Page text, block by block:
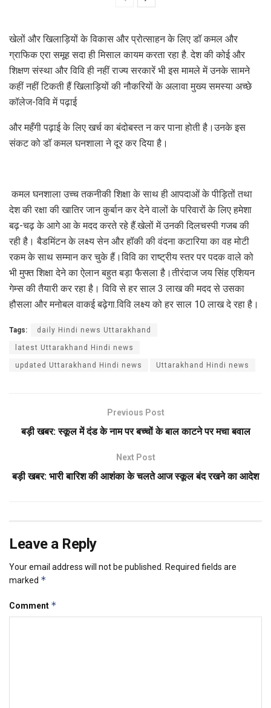
खेलों और खिलाड़ियों के विकास और प्रोत्साहन के लिए डॉ कमल और
ग्राफिक एरा समूह सदा ही मिसाल कायम करता रहा है. देश की कोई और
शिक्षण संस्था और विवि ही नहीं राज्य सरकारें भी इस मामले में उनके सामने
कहीं नहीं टिकती हैं‌ खिलाड़ियों की नौकरियों के अलावा मुख्य समस्या अच्छे
कॉलेज-विवि में पढ़ाई
और महँगी पढ़ाई के लिए खर्च का बंदोबस्त न कर पाना होती है।उनके इस
संकट को डॉ कमल घनशाला ने दूर कर दिया है।
कमल घनशाला उच्च तकनीकी शिक्षा के साथ ही आपदाओं के पीड़ितों तथा
देश की रक्षा की खातिर जान कुर्बान कर देने वालों के परिवारों के लिए हमेशा
बढ़-चढ़ के आगे आ के मदद करते रहे हैं.खेलों में उनकी दिलचस्पी गजब की
रही है। बैडमिंटन के लक्ष्य सेन और हॉकी की वंदना कटारिया का वह मोटी
रकम के साथ सम्मान कर चुके हैं।विवि का राष्ट्रीय स्तर पर पदक वाले को
भी मुफ्त शिक्षा देने का ऐलान बहुत बड़ा फैसला है।तीरंदाज जय सिंह एशियन
गेम्स की तैयारी कर रहा है। विवि से हर साल 3 लाख की मदद से उसका
हौसला और मनोबल वाकई बढ़ेगा.विवि लक्ष्य को हर साल 10 लाख दे रहा है।
Tags: daily Hindi news Uttarakhand
latest Uttarakhand Hindi news
updated Uttarakhand Hindi news Uttarakhand Hindi news
Previous Post
बड़ी खबर: स्कूल में दंड के नाम पर बच्चों के बाल काटने पर मचा बवाल
Next Post
बड़ी खबर: भारी बारिश की आशंका के चलते आज स्कूल बंद रखने का आदेश
Leave a Reply
Your email address will not be published.
Required fields are
marked *
Comment *